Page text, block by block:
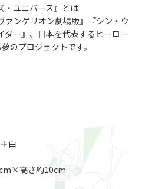
・ユニバース』とは
ァンゲリオン劇場版』『シン・ウ
ダー』、日本を代表するヒーロー
のプロジェクトです。
白
高さ約10cm